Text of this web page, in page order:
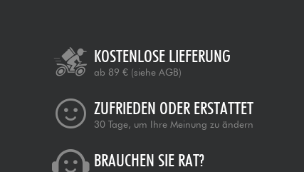
KOSTENLOSE LIEFERUNG
ab 89 € (siehe AGB)
ZUFRIEDEN ODER ERSTATTET
30 Tage, um Ihre Meinung zu ändern
BRAUCHEN SIE RAT?